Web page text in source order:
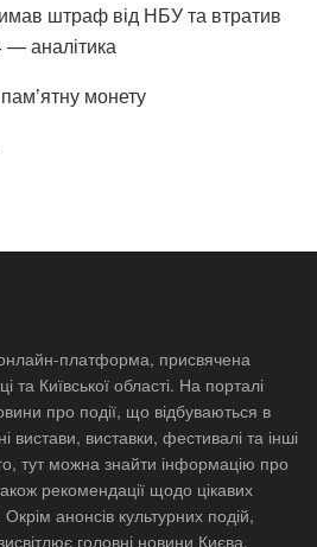
штраф від НБУ та втратив
— аналітика
монету
платформа, присвячена
та Київської області. На порталі
про події, що відбуваються в
вистави, виставки, фестивалі та інші
тут можна знайти інформацію про
рекомендації щодо цікавих
анонсів культурних подій,
головні новини Києва,